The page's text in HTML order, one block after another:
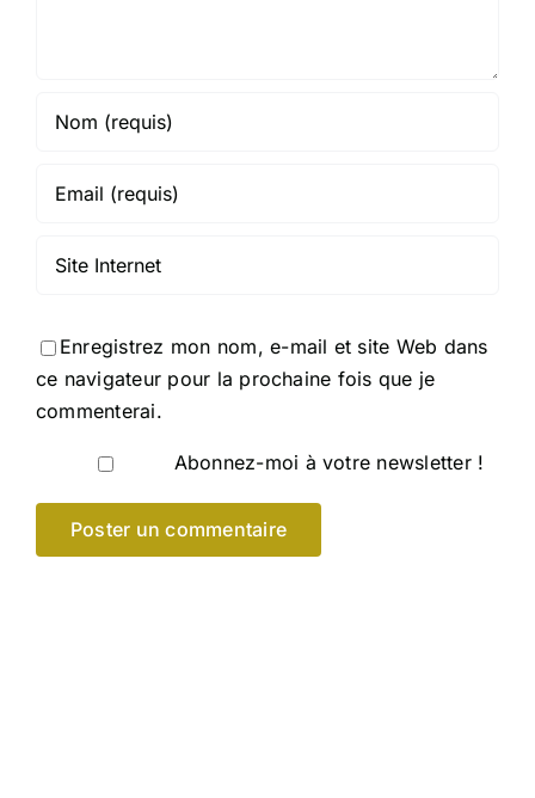
Enregistrez mon nom, e-mail et site Web dans
ce navigateur pour la prochaine fois que je
commenterai.
Abonnez-moi à votre newsletter !